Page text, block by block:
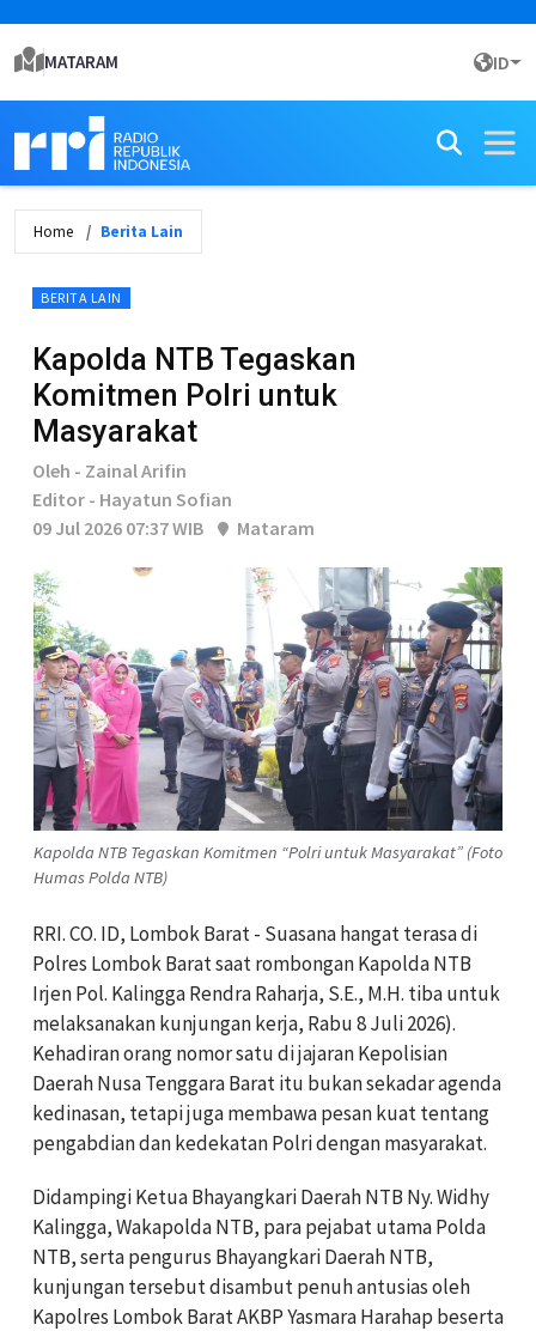
MATARAM ID
Home Berita Lain
BERITA LAIN
Kapolda NTB Tegaskan
Komitmen Polri untuk
Masyarakat
Oleh - Zainal Arifin
Editor - Hayatun Sofian
09 Jul 2026 07:37 WIB
Mataram
Kapolda NTB Tegaskan Komitmen “Polri untuk Masyarakat” (Foto
Humas Polda NTB)
RRI. CO. ID, Lombok Barat - Suasana hangat terasa di
Polres Lombok Barat saat rombongan Kapolda NTB
Irjen Pol. Kalingga Rendra Raharja, S.E., M.H. tiba untuk
melaksanakan kunjungan kerja, Rabu 8 Juli 2026).
Kehadiran orang nomor satu di jajaran Kepolisian
Daerah Nusa Tenggara Barat itu bukan sekadar agenda
kedinasan, tetapi juga membawa pesan kuat tentang
pengabdian dan kedekatan Polri dengan masyarakat.
Didampingi Ketua Bhayangkari Daerah NTB Ny. Widhy
Kalingga, Wakapolda NTB, para pejabat utama Polda
NTB, serta pengurus Bhayangkari Daerah NTB,
kunjungan tersebut disambut penuh antusias oleh
Kapolres Lombok Barat AKBP Yasmara Harahap beserta